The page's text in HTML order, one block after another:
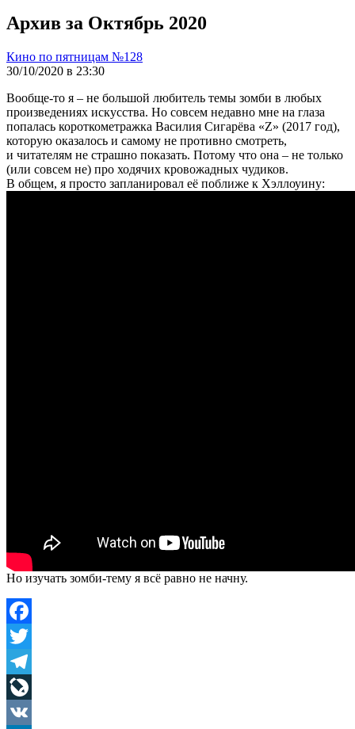
Архив за Октябрь 2020
Кино по пятницам №128
30/10/2020 в 23:30
Вообще-то я – не большой любитель темы зомби в любых
произведениях искусства. Но совсем недавно мне на глаза
попалась короткометражка Василия Сигарёва «Z» (2017 год),
которую оказалось и самому не противно смотреть,
и читателям не страшно показать. Потому что она – не только
(или совсем не) про ходячих кровожадных чудиков.
В общем, я просто запланировал её поближе к Хэллоуину:
Но изучать зомби-тему я всё равно не начну.
Facebook
Twitter
Telegram
LiveJournal